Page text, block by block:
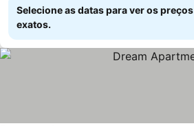
Selecione as datas para ver os preços
exatos.